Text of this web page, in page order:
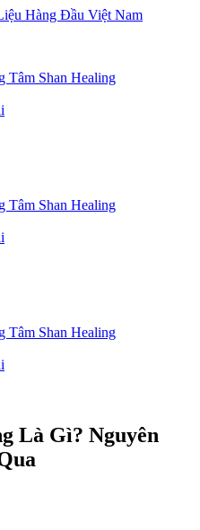
Tâm Shan Healing
Tâm Shan Healing
Tâm Shan Healing
Là Gì? Nguyên